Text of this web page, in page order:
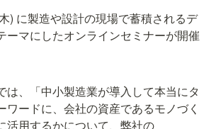
) に製造や設計の現場で蓄積されるデ
ーマにしたオンラインセミナーが開催
は、「中小製造業が導入して本当にタ
ワードに、会社の資産であるモノづく
活用するかについて、弊社の